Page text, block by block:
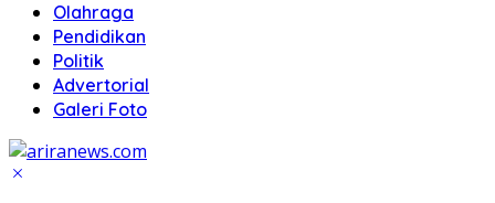
Olahraga
Pendidikan
Politik
Advertorial
Galeri Foto